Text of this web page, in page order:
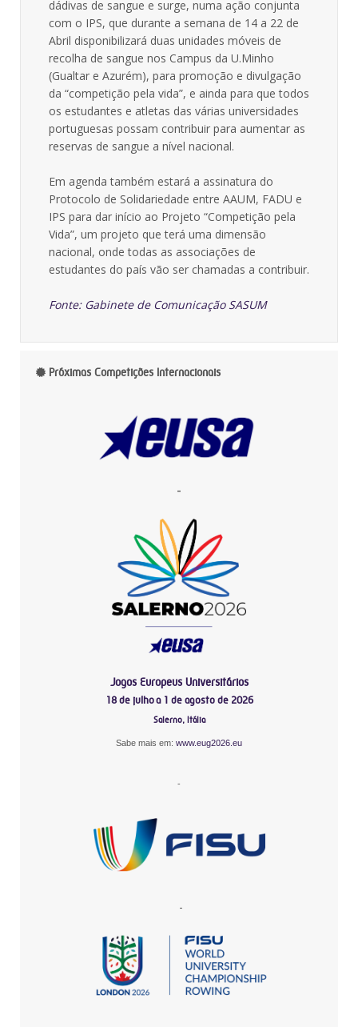
dádivas de sangue e surge, numa ação conjunta
com o IPS, que durante a semana de 14 a 22 de
Abril disponibilizará duas unidades móveis de
recolha de sangue nos Campus da U.Minho
(Gualtar e Azurém), para promoção e divulgação
da “competição pela vida”, e ainda para que todos
os estudantes e atletas das várias universidades
portuguesas possam contribuir para aumentar as
reservas de sangue a nível nacional.
Em agenda também estará a assinatura do
Protocolo de Solidariedade entre AAUM, FADU e
IPS para dar início ao Projeto “Competição pela
Vida”, um projeto que terá uma dimensão
nacional, onde todas as associações de
estudantes do país vão ser chamadas a contribuir.
Fonte: Gabinete de Comunicação SASUM
Próximas Competições Internacionais
-
Jogos Europeus Universitários
18 de julho a 1 de agosto de 2026
Salerno, Itália
Sabe mais em: www.eug2026.eu
-
-